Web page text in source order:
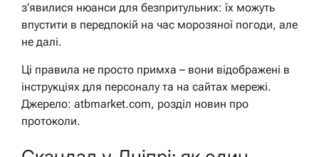
з’явилися нюанси для безпритульних: їх можуть
впустити в передпокій на час морозяної погоди, але
не далі.
Ці правила не просто примха – вони відображені в
інструкціях для персоналу та на сайтах мережі.
Джерело: atbmarket.com, розділ новин про
протоколи.